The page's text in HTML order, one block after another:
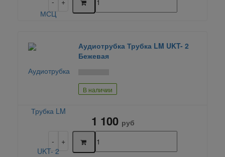
Аудиотрубка Трубка LM UKT- 2
Бежевая
В наличии
1 100 руб